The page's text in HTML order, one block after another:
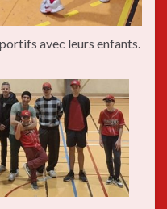
avec leurs enfants.